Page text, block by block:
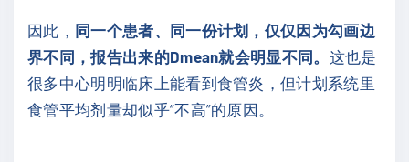
因此， 同一个患者、同一份计划，仅仅因为勾画边
界不同，报告出来的Dmean就会明显不同。 这也是
很多中心明明临床上能看到食管炎，但计划系统里
食管平均剂量却似乎“不高”的原因。